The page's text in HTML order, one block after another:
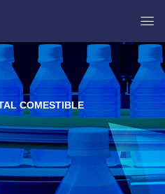
COMESTIBLE